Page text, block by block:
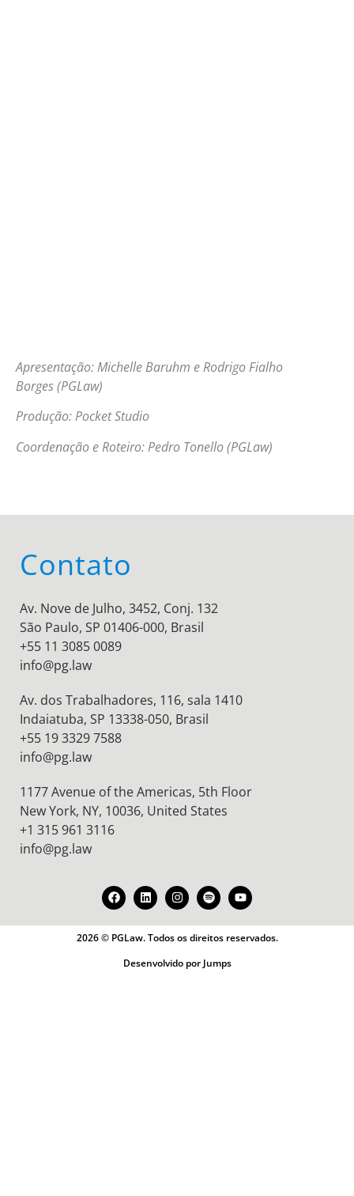
Apresentação: Michelle Baruhm e Rodrigo Fialho
Borges (PGLaw)
Produção: Pocket Studio
Coordenação e Roteiro: Pedro Tonello (PGLaw)
Contato
Av. Nove de Julho, 3452, Conj. 132
São Paulo, SP 01406-000, Brasil
+55 11 3085 0089
info@pg.law
Av. dos Trabalhadores, 116, sala 1410
Indaiatuba, SP 13338-050, Brasil
+55 19 3329 7588
info@pg.law
1177 Avenue of the Americas, 5th Floor
New York, NY, 10036, United States
+1 315 961 3116
info@pg.law
2026 © PGLaw. Todos os direitos reservados.
Desenvolvido por Jumps